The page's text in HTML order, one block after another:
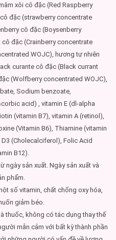
xôi cô đặc (Red Raspberry
đặc (strawberry concentrate
cô đặc (Boysenberry
đặc (Crainberry concentrate
WOJC), hương tự nhiên
curante cô đặc (Black currant
(Wolfberry concentrated WOJC),
Sodium benzoate,
acid) , vitamin E (dl-alpha
(vitamin B7), vitamin A (retinol),
(Vitamin B6), Thiamine (vitamin
(Cholecalciferol), Folic Acid
B12).
ngày sản xuất. Ngày sản xuất và
phẩm.
số vitamin, chất chống oxy hóa,
giảm béo.
thuốc, không có tác dụng thay thế
mẫn cảm với bất kỳ thành phần